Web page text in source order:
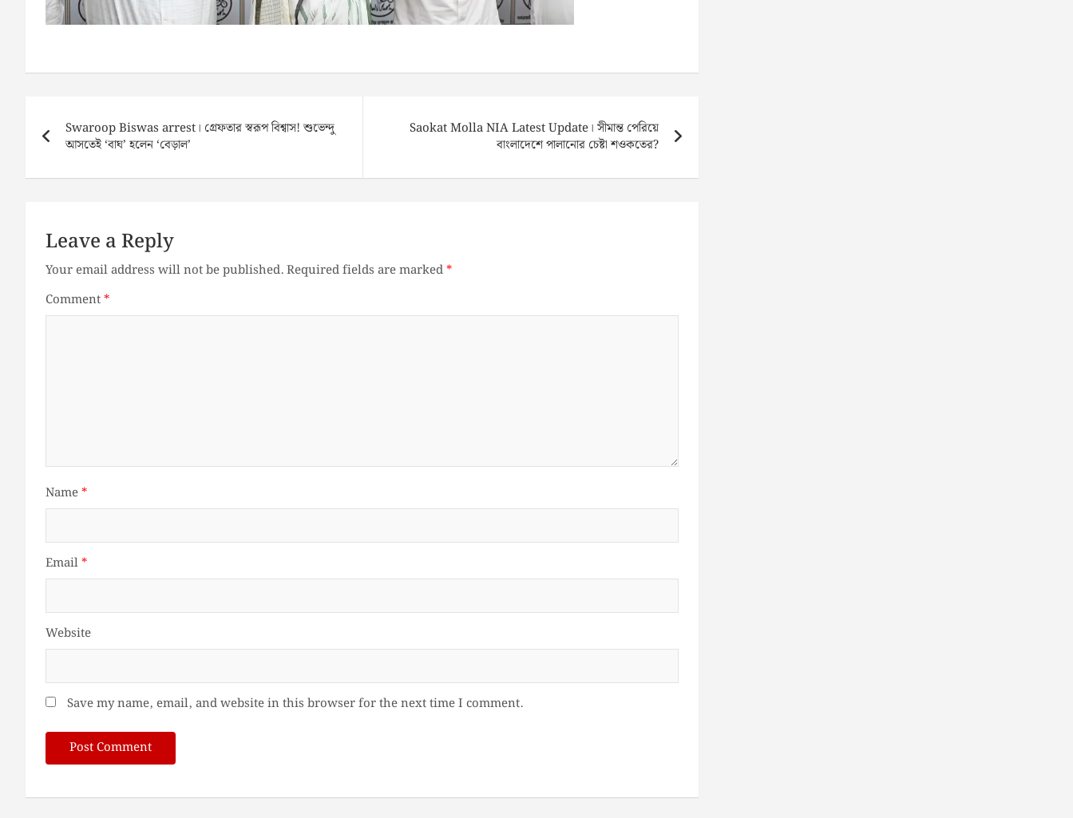
navigation
Swaroop Biswas arrest। গ্রেফতার স্বরূপ বিশ্বাস! শুভেন্দু
আসতেই ‘বাঘ’ হলেন ‘বেড়াল’
Saokat Molla NIA Latest Update। সীমান্ত পেরিয়ে
বাংলাদেশে পালানোর চেষ্টা শওকতের?
Leave a Reply
Your email address will not be published.Required fields are marked*
Comment*
Name*
Email*
Website
Save my name, email, and website in this browser for the next time I comment.